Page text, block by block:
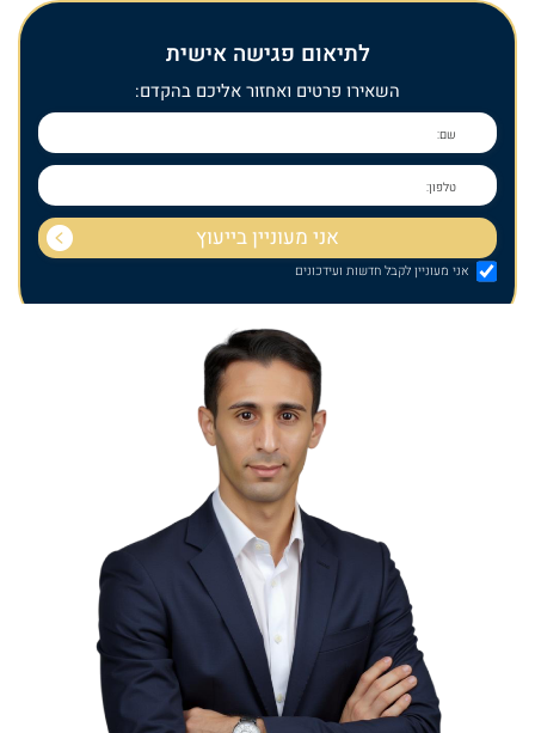
לתיאום פגישה אישית
השאירו פרטים ואחזור אליכם בהקדם:
אני מעוניין לקבל חדשות ועידכונים